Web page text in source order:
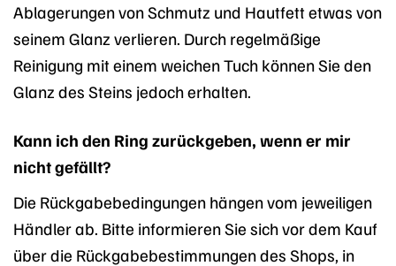
Ablagerungen von Schmutz und Hautfett etwas von
seinem Glanz verlieren. Durch regelmäßige
Reinigung mit einem weichen Tuch können Sie den
Glanz des Steins jedoch erhalten.
Kann ich den Ring zurückgeben, wenn er mir
nicht gefällt?
Die Rückgabebedingungen hängen vom jeweiligen
Händler ab. Bitte informieren Sie sich vor dem Kauf
über die Rückgabebestimmungen des Shops, in